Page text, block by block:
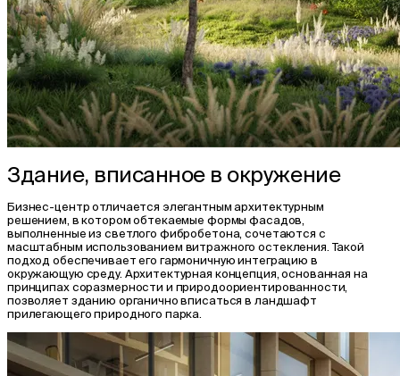
Здание, вписанное в окружение
Бизнес-центр отличается элегантным архитектурным
решением, в котором обтекаемые формы фасадов,
выполненные из светлого фибробетона, сочетаются с
масштабным использованием витражного остекления. Такой
подход обеспечивает его гармоничную интеграцию в
окружающую среду. Архитектурная концепция, основанная на
принципах соразмерности и природоориентированности,
позволяет зданию органично вписаться в ландшафт
прилегающего природного парка.